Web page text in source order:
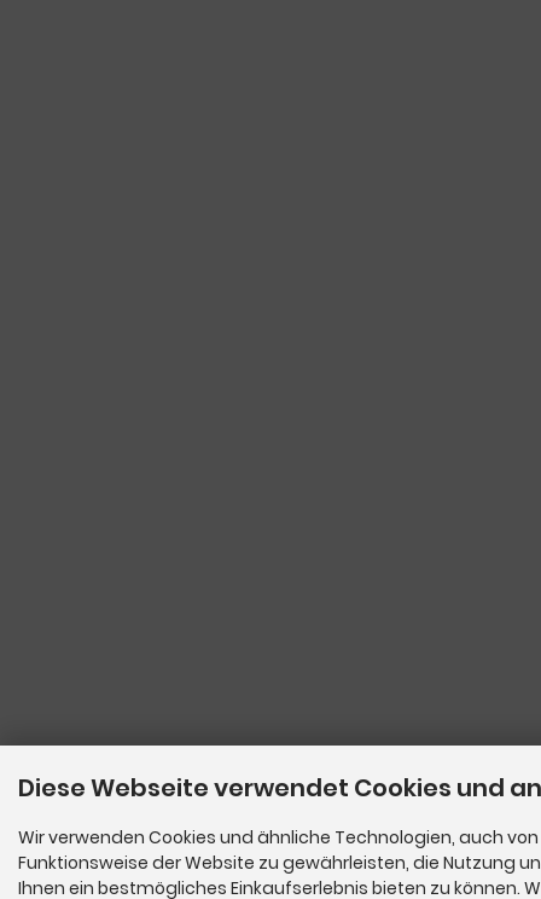
Diese Webseite verwendet Cookies und
Wir verwenden Cookies und ähnliche Technologien, auch
Funktionsweise der Website zu gewährleisten, die Nutzung
Ihnen ein bestmögliches Einkaufserlebnis bieten zu können.